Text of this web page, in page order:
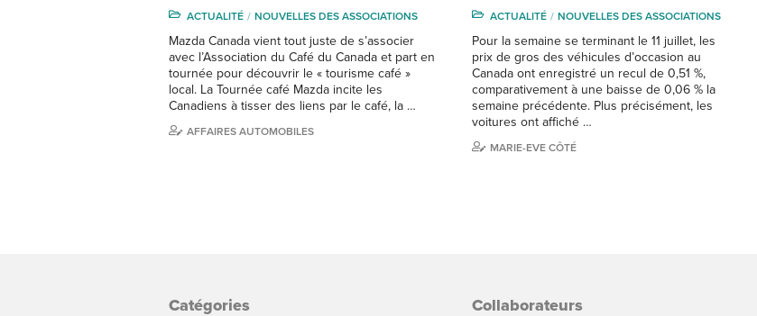
ACTUALITÉ NOUVELLES DES ASSOCIATIONS
Mazda Canada vient tout juste de s’associer
avec l’Association du Café du Canada et part en
tournée pour découvrir le « tourisme café »
local. La Tournée café Mazda incite les
Canadiens à tisser des liens par le café, la …
AFFAIRES AUTOMOBILES
ACTUALITÉ NOUVELLES DES ASSOCIATIONS
Pour la semaine se terminant le 11 juillet, les
prix de gros des véhicules d’occasion au
Canada ont enregistré un recul de 0,51 %,
comparativement à une baisse de 0,06 % la
semaine précédente. Plus précisément, les
voitures ont affiché …
MARIE-EVE CÔTÉ
Catégories Collaborateurs